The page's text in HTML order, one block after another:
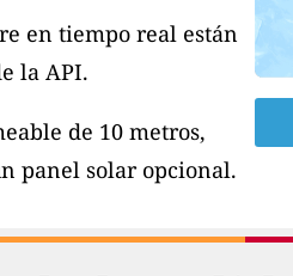
en tiempo real están
la API.
de 10 metros,
panel solar opcional.